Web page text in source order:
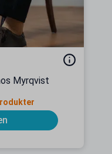
Myrqvist